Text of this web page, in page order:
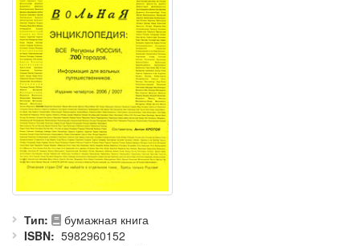
Тип
бумажная книга
ISBN
5982960152